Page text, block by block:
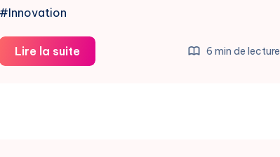
#Innovation
Lire la suiteSide
Events
6 min de lecture